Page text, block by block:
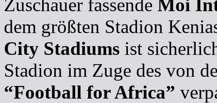
Zuschauer fassende Moi
dem größten Stadion
City Stadiums ist
Stadion im Zuge des von
“Football for Africa”